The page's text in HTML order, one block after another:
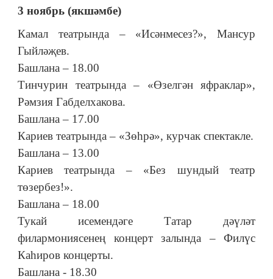
3 ноябрь (якшәмбе)
Камал театрында – «Исәнмесез?», Мансур
Гыйләҗев.
Башлана – 18.00
Тинчурин театрында – «Өзелгән яфраклар»,
Рәмзия Габделхакова.
Башлана – 17.00
Кариев театрында – «Зөһрә», курчак спектакле.
Башлана – 13.00
Кариев театрында – «Без шундый театр
төзербез!».
Башлана – 18.00
Тукай исемендәге Татар дәүләт
филармониясенең концерт залында – Филүс
Каһиров концерты.
Башлана - 18.30